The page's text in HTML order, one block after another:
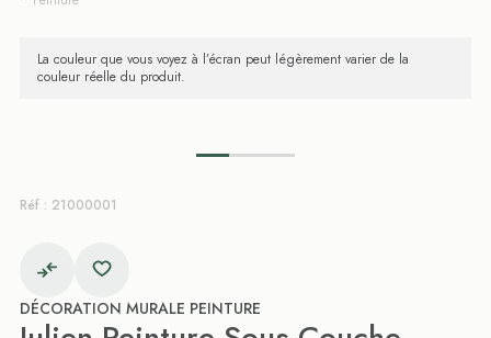
La couleur que vous voyez à l’écran peut légèrement varier de la
couleur réelle du produit.
Réf : 21000001
DÉCORATION MURALE PEINTURE